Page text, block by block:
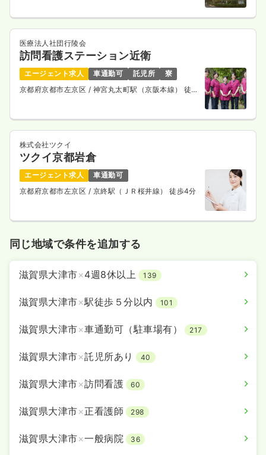
気になる 詳細を見る
日勤のみ（パート） 一時募集休止
給与 時給1,165〜1,569円
気になる
一時募集休止
給与 お問い合わせください
オペ室(手術室) 正看護師
給与 お問い合わせください
4週8休以上
気になる
医療法人社団行陵会
訪問看護ステーション近衛
エージェント求人 車通勤可 託児所
寮
京都府京都市左京区 / 神宮丸太町駅（京阪本線） 徒歩
株式会社ツクイ
ツクイ京都岩倉
エージェント求人
車通勤可
京都府京都市左京区 / 京終駅（ＪＲ桜井線） 徒歩4分
同じ地域で条件を追加する
滋賀県大津市×4週8休以上 139
滋賀県大津市×駅徒歩５分以内 101
滋賀県大津市×車通勤可（駐車場有） 217
滋賀県大津市×託児所あり 40
滋賀県大津市×訪問看護 60
滋賀県大津市×正看護師 298
滋賀県大津市×一般病院 36